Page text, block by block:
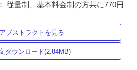
従量制、基本料金制の方共に770円
アブストラクトを見る
ダウンロード(2.84MB)